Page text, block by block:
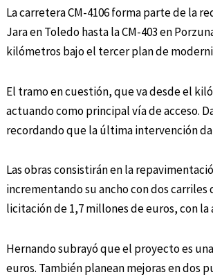
La carretera CM-4106 forma parte de la
Jara en Toledo hasta la CM-403 en
kilómetros bajo el tercer plan de
El tramo en cuestión, que va desde el
actuando como principal vía de acceso.
recordando que la última intervención
Las obras consistirán en la
incrementando su ancho con dos
licitación de 1,7 millones de euros, con
Hernando subrayó que el proyecto es
euros. También planean mejoras en dos